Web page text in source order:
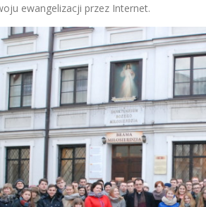
ewangelizacji przez Internet.